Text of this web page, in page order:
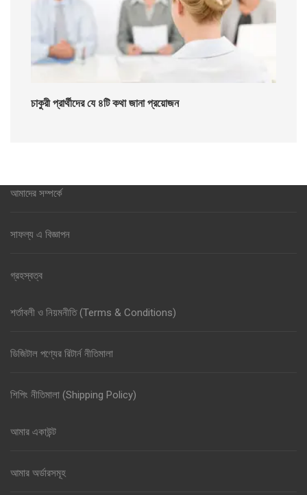
চাকুরী প্রার্থীদের যে ৪টি কথা জানা প্রয়োজন
আমাদের সম্পর্কে
সাফল্য এ বিজ্ঞাপন
গ্রহস্বত্ব
শর্তাবলী ও নিয়মনীতি (Terms & Conditions)
ডিজিটাল পণ্যের রিটার্ন নীতিমালা
শিপিং নীতিমালা (Shipping Policy)
আমার একাউন্ট
আমার অর্ডারসমূহ